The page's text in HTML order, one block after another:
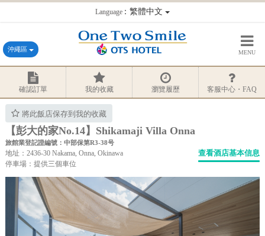
Language：繁體中文
沖繩區 MENU
確認訂單 我的收藏 瀏覽履歷 客服中心・FAQ
將此飯店保存到我的收藏
【彭大的家No.14】Shikamaji Villa Onna
旅館業登記證編號：中部保第R3-38号
地址：2436-30 Nakama, Onna, Okinawa
停車場：提供三個車位
查看酒店基本信息